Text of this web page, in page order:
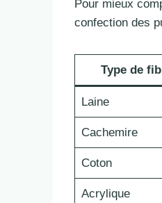
Pour mieux
confection des
Type de
Laine
Cachemire
Coton
Acrylique